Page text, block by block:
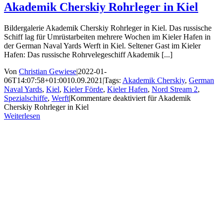
Akademik Cherskiy Rohrleger in Kiel
Bildergalerie Akademik Cherskiy Rohrleger in Kiel. Das russische
Schiff lag für Umrüstarbeiten mehrere Wochen im Kieler Hafen in
der German Naval Yards Werft in Kiel. Seltener Gast im Kieler
Hafen: Das russische Rohrvelegeschiff Akademik [...]
Von Christian Gewiese|2022-01-
06T14:07:58+01:0010.09.2021 |Tags: Akademik Cherskiy, German
Naval Yards, Kiel, Kieler Förde, Kieler Hafen, Nord Stream 2,
Spezialschiffe, Werft|Kommentare deaktiviert für Akademik
Cherskiy Rohrleger in Kiel
Weiterlesen